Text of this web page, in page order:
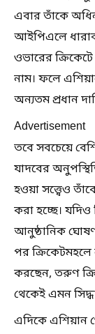
এবার তাঁকে
আইপিএলে
ওভারের
নাম। ফলে
অন্যতম প্রধান
Advertisement
তবে সবচেয়ে
যাদবের
হওয়া সত্ত্বেও
করা হচ্ছে।
আনুষ্ঠানিক
পর ক্রিকেটমহলে
করছেন, তরুণ
থেকেই এমন
এদিকে এশিয়ান